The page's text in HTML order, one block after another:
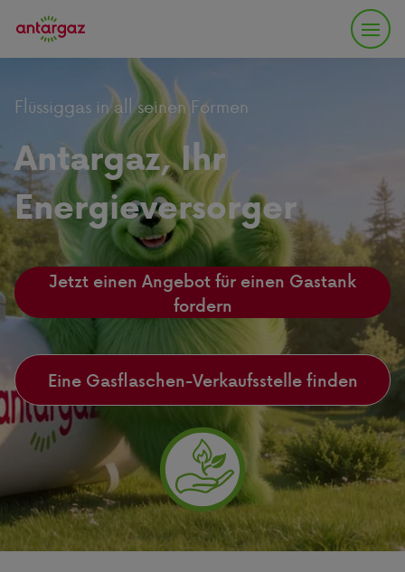
Flüssiggas in all seinen Formen
Antargaz, Ihr
Energieversorger
Jetzt einen Angebot für einen Gastank
fordern
Eine Gasflaschen-Verkaufsstelle finden